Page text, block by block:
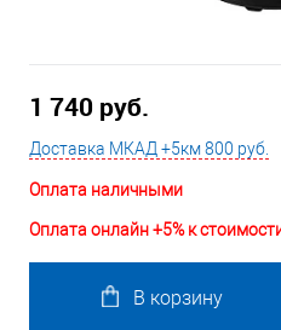
1 740 руб.
Доставка МКАД +5км 800 руб.
Оплата наличными
Оплата онлайн +5% к
В корзину